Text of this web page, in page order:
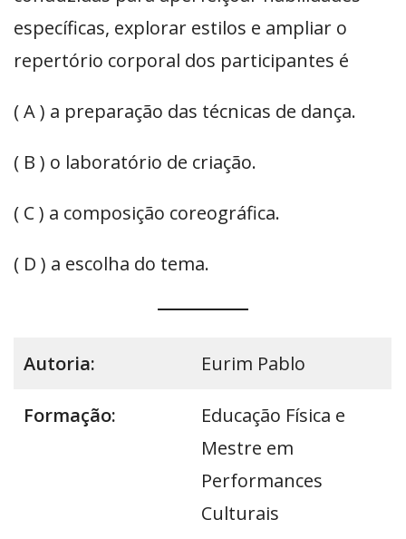
específicas, explorar estilos e ampliar o
repertório corporal dos participantes é
( A ) a preparação das técnicas de dança.
( B ) o laboratório de criação.
( C ) a composição coreográfica.
( D ) a escolha do tema.
Autoria: Eurim Pablo
Formação:
Educação Física e
Mestre em
Performances
Culturais